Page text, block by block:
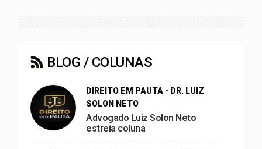
BLOG / COLUNAS
DIREITO EM PAUTA - DR. LUIZ
SOLON NETO
Advogado Luiz Solon Neto
estreia coluna